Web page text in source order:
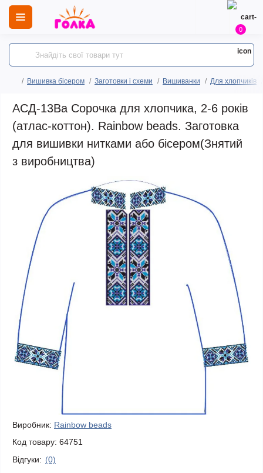
0
Вишивка бісером Заготовки і схеми Вишиванки Для хлопчиків
АСД-13Ва Сорочка для хлопчика, 2-6 років
(атлас-коттон). Rainbow beads. Заготовка
для вишивки нитками або бісером(Знятий
з виробництва)
Виробник: Rainbow beads
Код товару: 64751
Відгуки: (0)